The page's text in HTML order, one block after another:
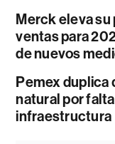
Merck eleva su
ventas para
de nuevos
Pemex duplica
natural por
infraestructura